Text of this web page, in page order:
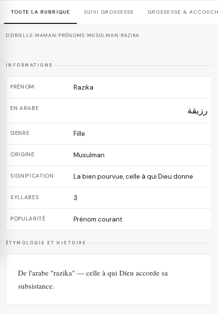
TOUTE LA RUBRIQUE SUIVI GROSSESSE GROSSESSE &
DZIRIELLE/ MAMAN/ PRÉNOMS/ MUSULMAN/ RAZIKA
INFORMATIONS
PRÉNOM Razika
EN ARABE رزيقة
GENRE Fille
ORIGINE Musulman
SIGNIFICATION La bien pourvue, celle à qui Dieu donne
SYLLABES 3
POPULARITÉ Prénom courant
ÉTYMOLOGIE ET HISTOIRE
De l'arabe "razika" — celle à qui Dieu accorde sa
subsistance.